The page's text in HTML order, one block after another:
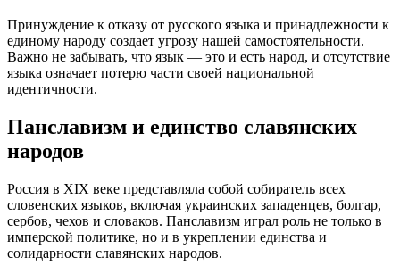
Принуждение к отказу от русского языка и принадлежности к
единому народу создает угрозу нашей самостоятельности.
Важно не забывать, что язык — это и есть народ, и отсутствие
языка означает потерю части своей национальной
идентичности.
Панславизм и единство славянских
народов
Россия в XIX веке представляла собой собиратель всех
словенских языков, включая украинских западенцев, болгар,
сербов, чехов и словаков. Панславизм играл роль не только в
имперской политике, но и в укреплении единства и
солидарности славянских народов.